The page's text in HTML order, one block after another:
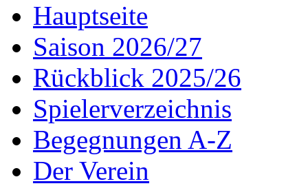
Hauptseite
Saison 2026/27
Rückblick 2025/26
Spielerverzeichnis
Begegnungen A-Z
Der Verein